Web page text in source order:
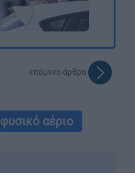
επόμενο άρθρο
φυσικό αέριο